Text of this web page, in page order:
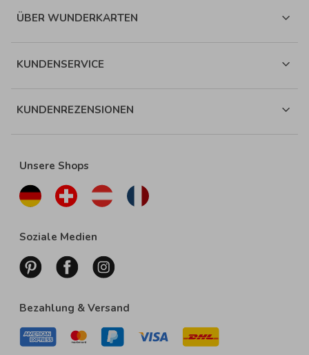
ÜBER WUNDERKARTEN
KUNDENSERVICE
KUNDENREZENSIONEN
Unsere Shops
Soziale Medien
Bezahlung & Versand